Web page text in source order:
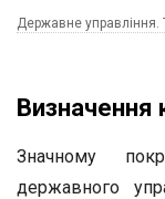
Державне управління.
Визначення
Значному
державного